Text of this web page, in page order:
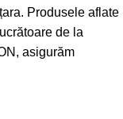
Produsele aflate
de la
asigurăm